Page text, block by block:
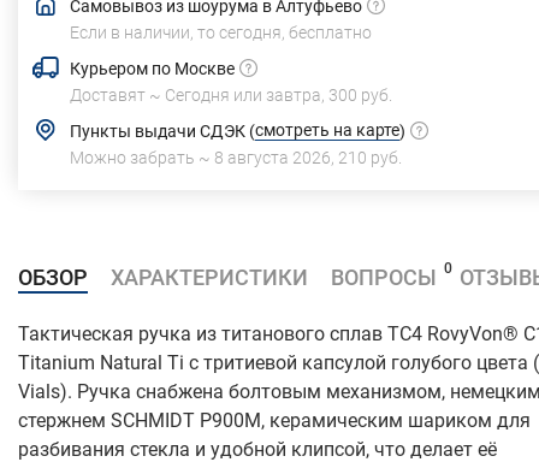
Самовывоз из шоурума в Алтуфьево
Если в наличии, то сегодня, бесплатно
Курьером по Москве
Доставят ~ Сегодня или завтра, 300 руб.
Пункты выдачи СДЭК (смотреть на карте)
Можно забрать ~ 8 августа 2026 210 руб.
ОБЗОР ХАРАКТЕРИСТИКИ ВОПРОСЫ 0
Тактическая ручка из титанового сплав TC4 RovyVon®
Titanium Natural Ti с тритиевой капсулой голубого цвета
Vials). Ручка снабжена болтовым механизмом,
стержнем SCHMIDT P900M, керамическим шариком для
разбивания стекла и удобной клипсой, что делает её